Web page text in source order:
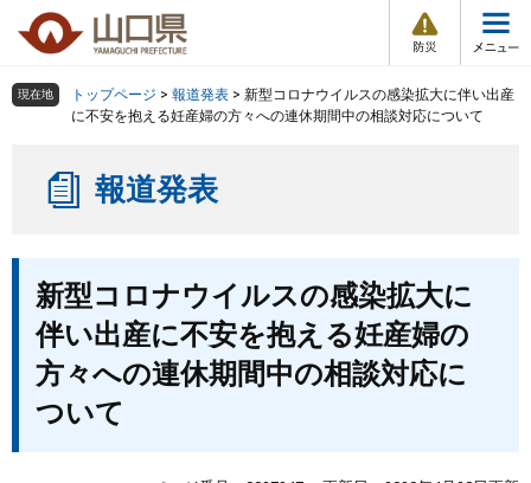
の
ー
情
報
メ
ュ
組織で探す
くらし・環境
健康・福祉
検索の仕方 組織で探す
現在地 トップページ > 報道発表 > 新型コロナウイルスの感染拡大に伴い出産
に不安を抱える妊産婦の方々への連休期間中の相談対応について
報道発表
新型コロナウイルスの感染拡大に
伴い出産に不安を抱える妊産婦の
方々への連休期間中の相談対応に
ついて